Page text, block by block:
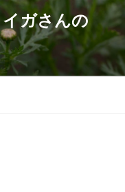
ガさんの